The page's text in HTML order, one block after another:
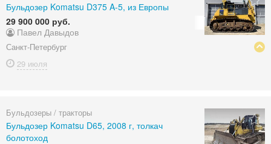
Бульдозер Komatsu D375 A-5, из Европы
29 900 000 руб.
Павел Давыдов
Санкт-Петербург
29 июля
Бульдозеры / тракторы
Бульдозер Komatsu D65, 2008 г, толкач
болотоход